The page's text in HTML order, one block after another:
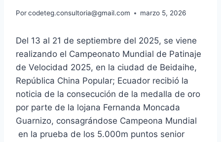
Porcodeteg.consultoria@gmail.com marzo 5, 2026
Del 13 al 21 de septiembre del 2025, se viene
realizando el Campeonato Mundial de Patinaje
de Velocidad 2025, en la ciudad de Beidaihe,
República China Popular; Ecuador recibió la
noticia de la consecución de la medalla de oro
por parte de la lojana Fernanda Moncada
Guarnizo, consagrándose Campeona Mundial
en la prueba de los 5.000m puntos senior